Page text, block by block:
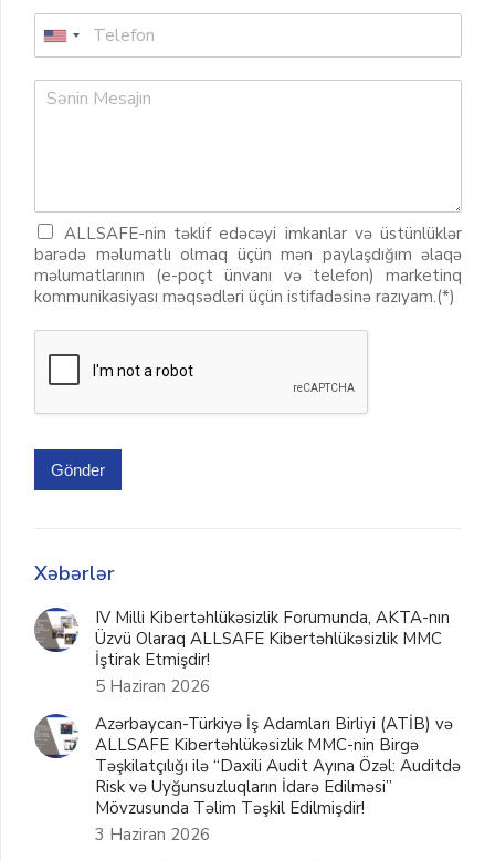
ALLSAFE-nin təklif edəcəyi imkanlar və üstünlüklər
barədə məlumatlı olmaq üçün mən paylaşdığım əlaqə
məlumatlarının (e-poçt ünvanı və telefon) marketinq
kommunikasiyası məqsədləri üçün istifadəsinə razıyam.(*)
Gönder
Xəbərlər
IV Milli Kibertəhlükəsizlik Forumunda, AKTA-nın
Üzvü Olaraq ALLSAFE Kibertəhlükəsizlik MMC
İştirak Etmişdir!
5 Haziran 2026
Azərbaycan-Türkiyə İş Adamları Birliyi (ATİB) və
ALLSAFE Kibertəhlükəsizlik MMC-nin Birgə
Təşkilatçılığı ilə “Daxili Audit Ayına Özəl: Auditdə
Risk və Uyğunsuzluqların İdarə Edilməsi”
Mövzusunda Təlim Təşkil Edilmişdir!
3 Haziran 2026